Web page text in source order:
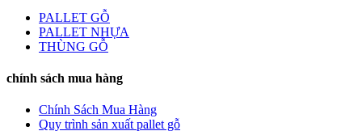
PALLET GỖ
PALLET NHỰA
THÙNG GỖ
chính sách mua hàng
Chính Sách Mua Hàng
Quy trình sản xuất pallet gỗ